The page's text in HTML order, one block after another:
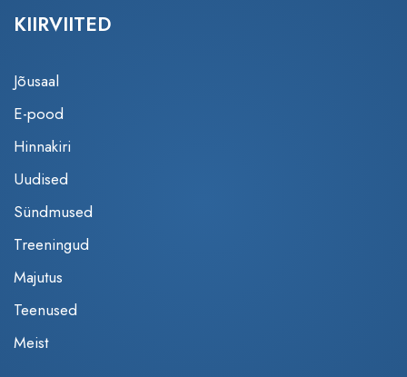
KIIRVIITED
Jõusaal
E-pood
Hinnakiri
Uudised
Sündmused
Treeningud
Majutus
Teenused
Meist